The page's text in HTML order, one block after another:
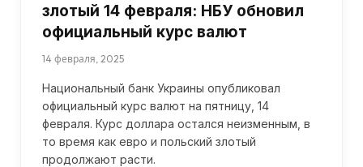
злотый 14 февраля: НБУ обновил
официальный курс валют
14 февраля, 2025
Национальный банк Украины опубликовал
официальный курс валют на пятницу, 14
февраля. Курс доллара остался неизменным, в
то время как евро и польский злотый
продолжают расти.